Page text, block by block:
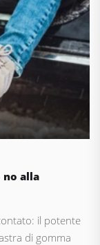
no alla
il potente
di gomma